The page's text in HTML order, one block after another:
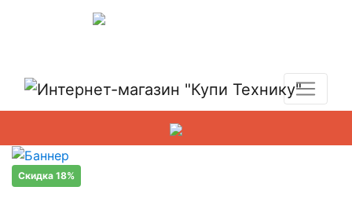
Скидка 18%